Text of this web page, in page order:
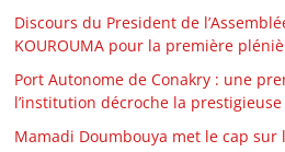
Discours du President de
KOUROUMA pour la première
Port Autonome de Conakry : une
l’institution décroche la
Mamadi Doumbouya met le cap sur